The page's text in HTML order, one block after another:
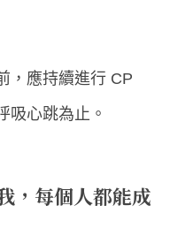
，應持續進行 CP
吸心跳為止。
，每個人都能成